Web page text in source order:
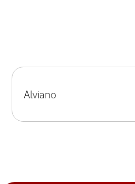
Alviano